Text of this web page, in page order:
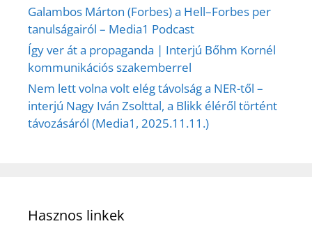
Galambos Márton (Forbes) a Hell–Forbes per
tanulságairól – Media1 Podcast
Így ver át a propaganda | Interjú Bőhm Kornél
kommunikációs szakemberrel
Nem lett volna volt elég távolság a NER-től –
interjú Nagy Iván Zsolttal, a Blikk éléről történt
távozásáról (Media1, 2025.11.11.)
Hasznos linkek